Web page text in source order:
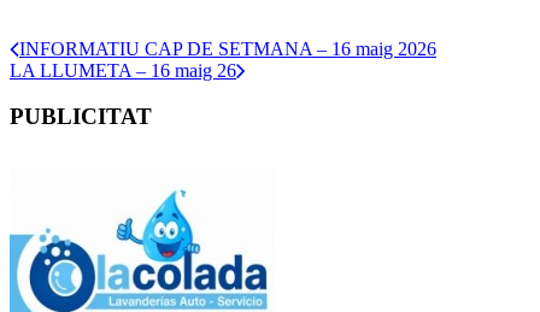
INFORMATIU CAP DE SETMANA – 16 maig 2026
LA LLUMETA – 16 maig 26
PUBLICITAT